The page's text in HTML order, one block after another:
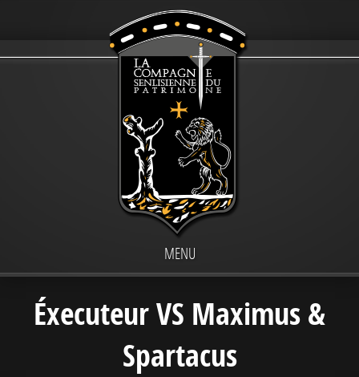
MENU
Éxecuteur VS Maximus &
Spartacus